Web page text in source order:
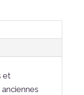
et